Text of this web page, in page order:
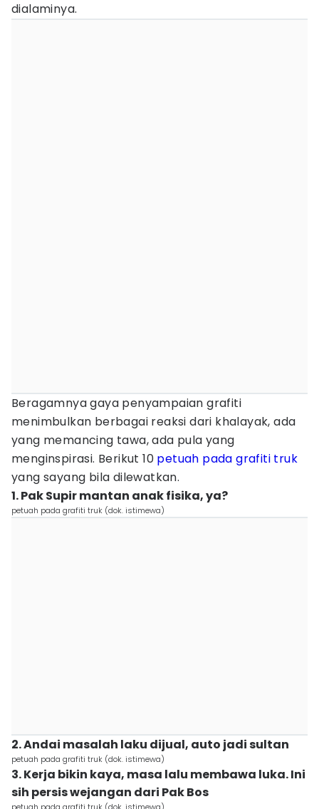
dialaminya.
Beragamnya gaya penyampaian grafiti
menimbulkan berbagai reaksi dari khalayak, ada
yang memancing tawa, ada pula yang
menginspirasi. Berikut 10 petuah pada grafiti truk
yang sayang bila dilewatkan.
1. Pak Supir mantan anak fisika, ya?
petuah pada grafiti truk (dok. istimewa)
2. Andai masalah laku dijual, auto jadi sultan
petuah pada grafiti truk (dok. istimewa)
3. Kerja bikin kaya, masa lalu membawa luka. Ini
sih persis wejangan dari Pak Bos